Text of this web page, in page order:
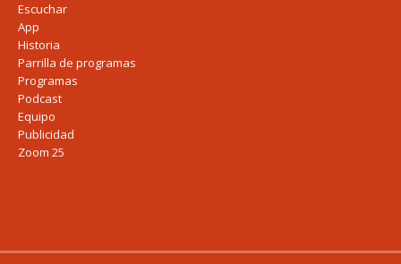
Escuchar
App
Historia
Parrilla de programas
Programas
Podcast
Equipo
Publicidad
Zoom 25